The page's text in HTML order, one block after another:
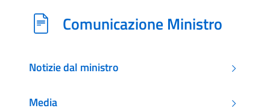
Comunicazione Ministro
Notizie dal ministro
Media